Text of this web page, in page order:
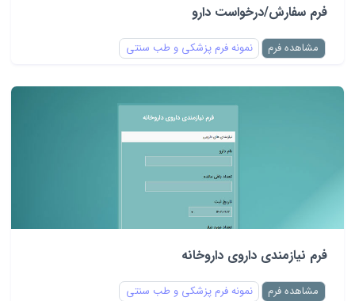
فرم سفارش/درخواست دارو
مشاهده فرم نمونه فرم پزشکی و طب سنتی
فرم نیازمندی داروی داروخانه
مشاهده فرم نمونه فرم پزشکی و طب سنتی